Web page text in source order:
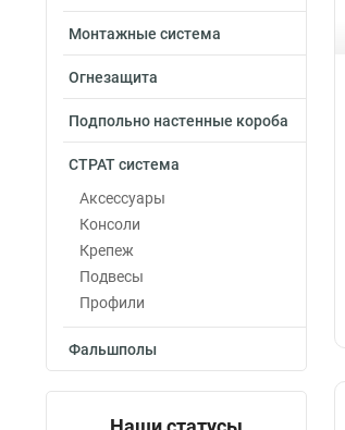
Монтажные система
Огнезащита
Подпольно настенные короба
СТРАТ система
Аксессуары
Консоли
Крепеж
Подвесы
Профили
Фальшполы